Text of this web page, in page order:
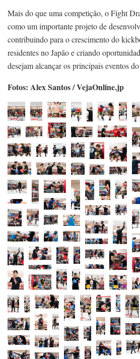
Mais do que uma competição, o Fight
como um importante projeto de
contribuindo para o crescimento do
residentes no Japão e criando
desejam alcançar os principais eventos
Fotos: Alex Santos / VejaOnline.jp